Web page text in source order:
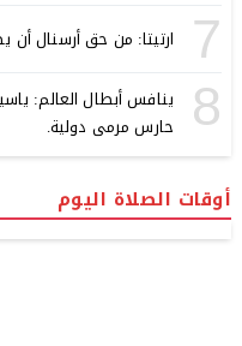
7 ارتيتا: من حق أرسنال أن
8
ينافس أبطال العالم:
حارس مرمى دولية.
أوقات الصلاة اليوم